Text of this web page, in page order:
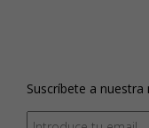
Suscríbete a